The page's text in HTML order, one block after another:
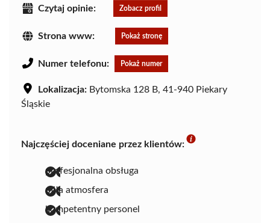
Czytaj opinie: Zobacz profil
Strona www: Pokaż stronę
Numer telefonu: Pokaż numer
Lokalizacja: Bytomska 128 B, 41-940 Piekary
Śląskie
Najczęściej doceniane przez klientów:
profesjonalna obsługa
miła atmosfera
kompetentny personel